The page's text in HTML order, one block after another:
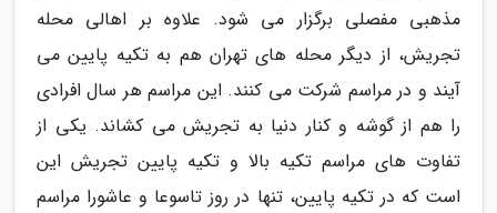
مذهبی مفصلی برگزار می شود. علاوه بر اهالی محله
تجریش، از دیگر محله های تهران هم به تکیه پایین می
آیند و در مراسم شرکت می کنند. این مراسم هر سال افرادی
را هم از گوشه و کنار دنیا به تجریش می کشاند. یکی از
تفاوت های مراسم تکیه بالا و تکیه پایین تجریش این
است که در تکیه پایین، تنها در روز تاسوعا و عاشورا مراسم